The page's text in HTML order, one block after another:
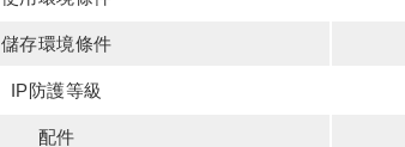
儲存環境條件
IP防護等級
配件